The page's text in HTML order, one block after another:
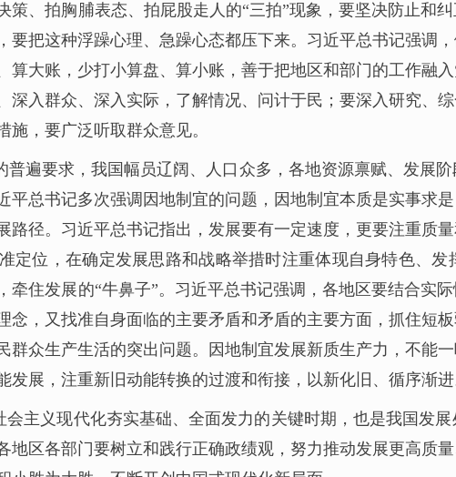
策、拍胸脯表态、拍屁股走人的“三拍”现象，要坚决防止和
要把这种浮躁心理、急躁心态都压下来。习近平总书记强调
算大账，少打小算盘、算小账，善于把地区和部门的工作融
深入群众、深入实际，了解情况、问计于民；要深入研究、
，要广泛听取群众意见。
普遍要求，我国幅员辽阔、人口众多，各地资源禀赋、发展
平总书记多次强调因地制宜的问题，因地制宜本质是实事求
路径。习近平总书记指出，发展要有一定速度，更要注重质
定位，在确定发展思路和战略举措时注重体现自身特色、
牵住发展的“牛鼻子”。习近平总书记强调，各地区要结合实
念，又找准自身面临的主要矛盾和矛盾的主要方面，抓住短
群众生产生活的突出问题。因地制宜发展新质生产力，不能
发展，注重新旧动能转换的过渡和衔接，以新化旧、循序渐进
会主义现代化夯实基础、全面发力的关键时期，也是我国发
地区各部门要树立和践行正确政绩观，努力推动发展更高质